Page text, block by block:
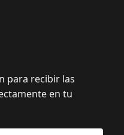
para recibir las
en tu